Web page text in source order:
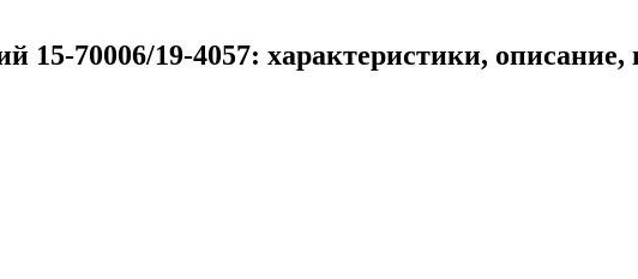
15-70006/19-4057: характеристики, описание,